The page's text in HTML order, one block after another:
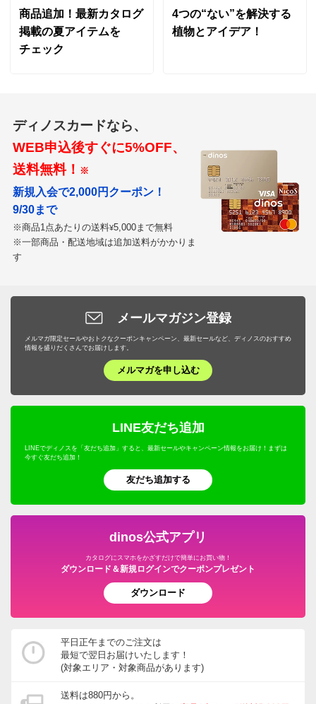
商品追加！最新カタログ
掲載の夏アイテムを
チェック
4つの“ない”を解決する
植物とアイデア！
ディノスカードなら、
WEB申込後すぐに5%OFF、
送料無料！ ※
新規入会で2,000円クーポン！
9/30まで
※商品1点あたりの送料¥5,000まで無料
※一部商品・配送地域は追加送料がかかりま
す
メールマガジン登録
メルマガ限定セールやおトクなクーポンキャンペーン、最新セールなど、ディノスのおすすめ
情報を盛りだくさんでお届けします。
メルマガを申し込む
LINE友だち追加
LINEでディノスを「友だち追加」すると、最新セールやキャンペーン情報をお届け！まずは
今すぐ友だち追加！
友だち追加する
dinos公式アプリ
カタログにスマホをかざすだけで簡単にお買い物！
ダウンロード＆新規ログインでクーポンプレゼント
ダウンロード
平日正午までのご注文は
最短で翌日お届けいたします！
(対象エリア・対象商品があります)
送料は880円から。